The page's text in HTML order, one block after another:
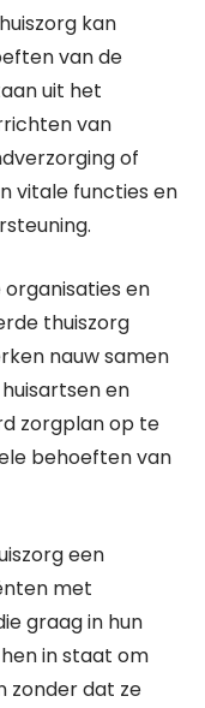
kan
van de
uit het
van
of
vitale functies en
organisaties en
thuiszorg
nauw samen
en
zorgplan op te
behoeften van
een
met
graag in hun
in staat om
zonder dat ze